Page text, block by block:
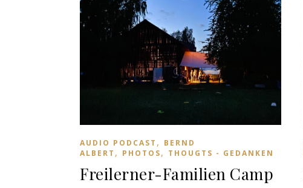
AUDIO PODCAST , BERND
ALBERT , PHOTOS, THOUGTS - GEDANKEN
Freilerner-Familien Camp